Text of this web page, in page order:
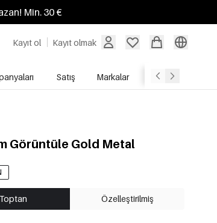
Min. 30 €
Kayıt ol Kayıt olmak
Satış Markalar Toptan Satış
Görüntüle Gold Metal
Toptan Özelleştirilmiş